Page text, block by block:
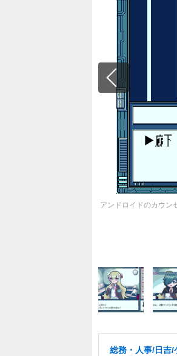
アンドロイドのカウン
総務・人事/日吉/